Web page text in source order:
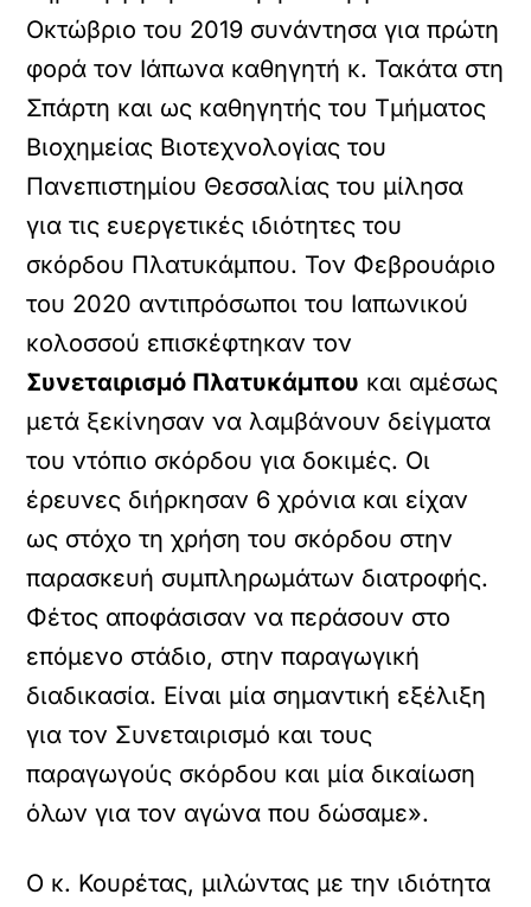
Οκτώβριο του 2019 συνάντησα για πρώτη
φορά τον Ιάπωνα καθηγητή κ. Τακάτα στη
Σπάρτη και ως καθηγητής του Τμήματος
Βιοχημείας Βιοτεχνολογίας του
Πανεπιστημίου Θεσσαλίας του μίλησα
για τις ευεργετικές ιδιότητες του
σκόρδου Πλατυκάμπου. Τον Φεβρουάριο
του 2020 αντιπρόσωποι του Ιαπωνικού
κολοσσού επισκέφτηκαν τον
Συνεταιρισμό Πλατυκάμπου και αμέσως
μετά ξεκίνησαν να λαμβάνουν δείγματα
του ντόπιο σκόρδου για δοκιμές. Οι
έρευνες διήρκησαν 6 χρόνια και είχαν
ως στόχο τη χρήση του σκόρδου στην
παρασκευή συμπληρωμάτων διατροφής.
Φέτος αποφάσισαν να περάσουν στο
επόμενο στάδιο, στην παραγωγική
διαδικασία. Είναι μία σημαντική εξέλιξη
για τον Συνεταιρισμό και τους
παραγωγούς σκόρδου και μία δικαίωση
όλων για τον αγώνα που δώσαμε».
Ο κ. Κουρέτας, μιλώντας με την ιδιότητα